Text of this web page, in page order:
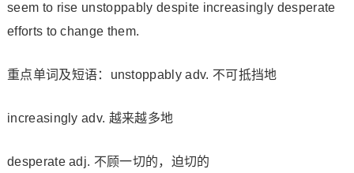
seem to rise unstoppably despite increasingly desperate
efforts to change them.
重点单词及短语：unstoppably adv. 不可抵挡地
increasingly adv. 越来越多地
desperate adj. 不顾一切的，迫切的